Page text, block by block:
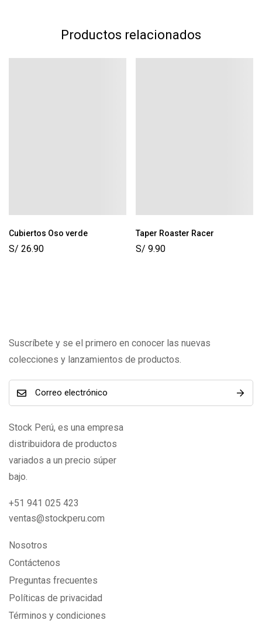
Productos relacionados
Cubiertos Oso verde
S/ 26.90
Taper Roaster Racer
S/ 9.90
Suscríbete y se el primero en conocer las nuevas
colecciones y lanzamientos de productos.
Stock Perú, es una empresa
distribuidora de productos
variados a un precio súper
bajo.
+51 941 025 423
ventas@stockperu.com
Nosotros
Contáctenos
Preguntas frecuentes
Políticas de privacidad
Términos y condiciones